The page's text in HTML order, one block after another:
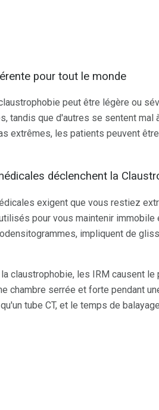
pour tout le monde
peut être légère ou
tandis que d'autres se sentent
extrêmes, les patients peuvent
déclenchent la
exigent que vous restiez
pour vous maintenir
impliquent de
claustrophobie, les IRM causent
chambre serrée et forte pendant
tube CT, et le temps de